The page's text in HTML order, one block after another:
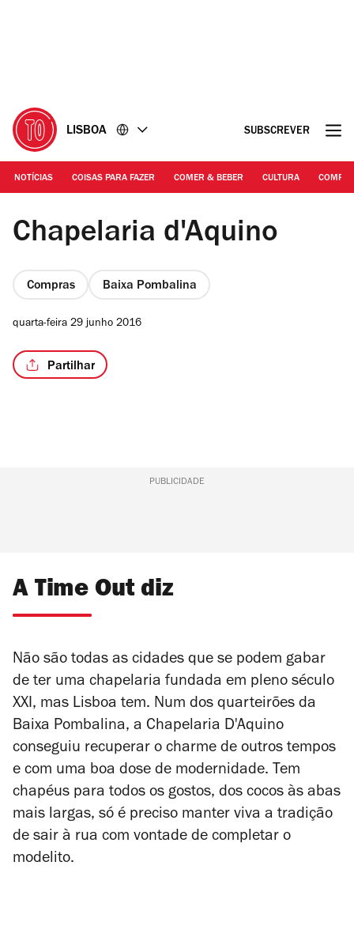
LISBOA SUBSCREVER
NOTÍCIAS COISAS PARA FAZER COMER & BEBER CULTURA
© Ana Luzia
Chapelaria d'Aquino
Compras Baixa Pombalina
quarta-feira 29 junho 2016
Partilhar
PUBLICIDADE
A Time Out diz
Não são todas as cidades que se podem gabar
de ter uma chapelaria fundada em pleno século
XXI, mas Lisboa tem. Num dos quarteirões da
Baixa Pombalina, a Chapelaria D'Aquino
conseguiu recuperar o charme de outros tempos
e com uma boa dose de modernidade. Tem
chapéus para todos os gostos, dos cocos às abas
mais largas, só é preciso manter viva a tradição
de sair à rua com vontade de completar o
modelito.